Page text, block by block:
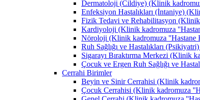
Dermatoloji (Cildiye) (Klinik
Enfeksiyon Hastalıkları (İntaniye)
Fizik Tedavi ve Rehabilitasyon
Kardiyoloji (Klinik kadromuza
Nöroloji (Klinik kadromuza ''Hastane
Ruh Sağlığı ve Hastalıkları
Sigarayı Bıraktırma Merkezi (Klinik
Çocuk ve Ergen Ruh Sağlığı ve
Cerrahi Birimler
Beyin ve Sinir Cerrahisi (Klinik
Çocuk Cerrahisi (Klinik kadromuza